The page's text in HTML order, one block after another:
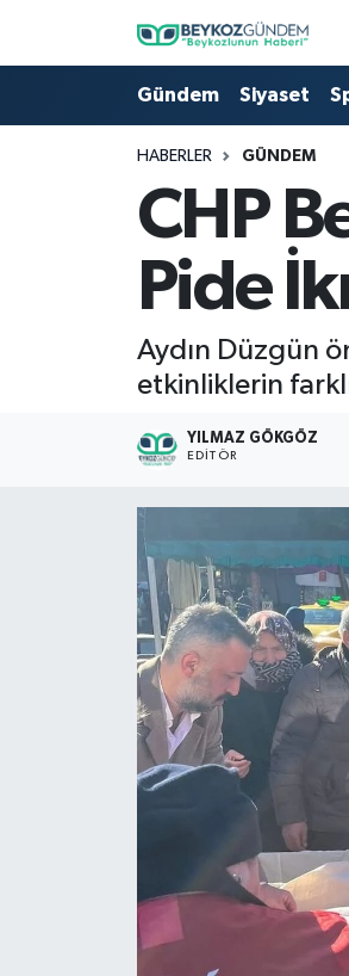
Gündem Siyaset
HABERLER GÜNDEM
CHP
Pide
Aydın Düzgün
etkinliklerin
YILMAZ GÖKGÖZ
EDITÖR
Hava Durumu
Trafik Durumu
Süper Lig Puan Durumu ve
Tüm Manşetler
Haber Arşivi